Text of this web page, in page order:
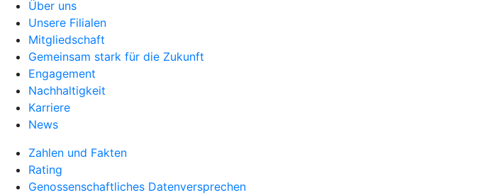
Über uns
Unsere Filialen
Mitgliedschaft
Gemeinsam stark für die Zukunft
Engagement
Nachhaltigkeit
Karriere
News
Zahlen und Fakten
Rating
Genossenschaftliches Datenversprechen